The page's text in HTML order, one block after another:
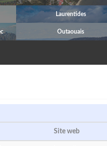
Laurentides
Outaouais
Site web